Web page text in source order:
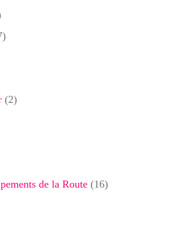
(2)
de la Route (16)